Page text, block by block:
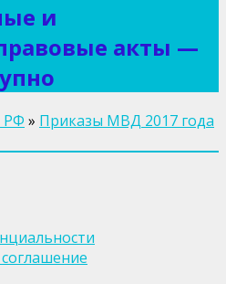
и
акты —
РФ » Приказы МВД 2017 года